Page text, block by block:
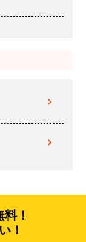
！
！